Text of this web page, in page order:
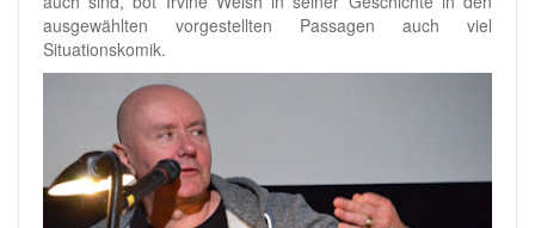
ausgewählten vorgestellten Passagen auch viel
Situationskomik.